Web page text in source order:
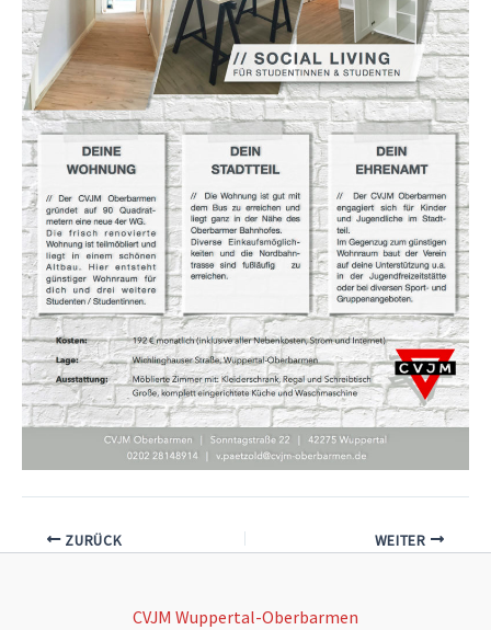
ZURÜCK WEITER
CVJM Wuppertal-Oberbarmen